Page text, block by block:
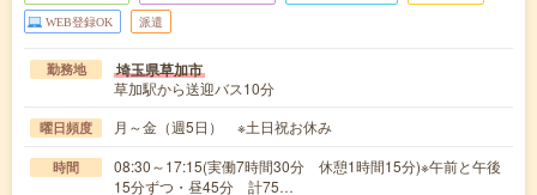
WEB登録OK 派遣
勤務地 埼玉県草加市
草加駅から送迎バス10分
曜日頻度 月～金（週5日） ※土日祝お休み
時間
08:30～17:15(実働7時間30分 休憩1時間15分)※午前と午後
15分ずつ・昼45分 計75…